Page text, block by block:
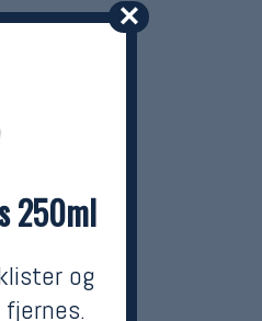
✕
250ml
og
fjernes.